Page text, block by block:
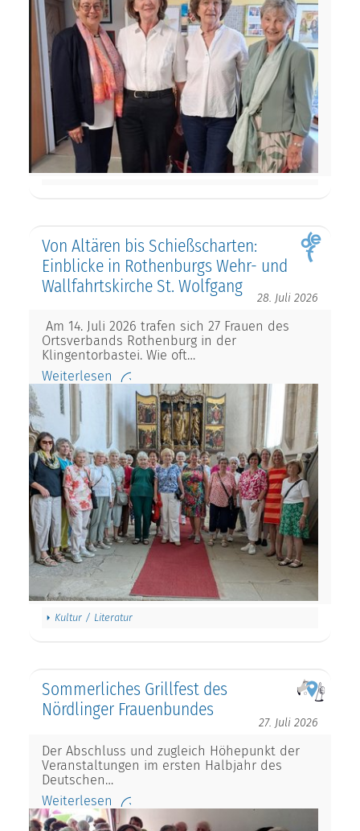
Von Altären bis Schießscharten:
Einblicke in Rothenburgs Wehr- und
Wallfahrtskirche St. Wolfgang
28. Juli 2026
Am 14. Juli 2026 trafen sich 27 Frauen des
Ortsverbands Rothenburg in der
Klingentorbastei. Wie oft…
Weiterlesen
Kultur / Literatur
Sommerliches Grillfest des
Nördlinger Frauenbundes
27. Juli 2026
Der Abschluss und zugleich Höhepunkt der
Veranstaltungen im ersten Halbjahr des
Deutschen…
Weiterlesen